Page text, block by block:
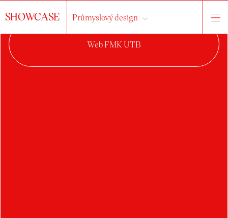
SHOWCASE Průmyslový design